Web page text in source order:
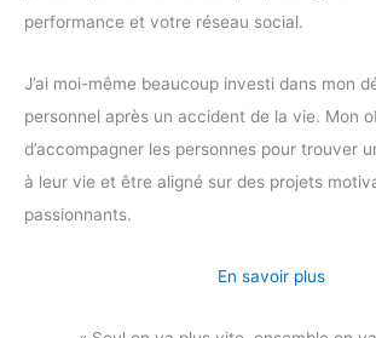
performance et votre réseau social.
J’ai moi-même beaucoup investi dans mon
personnel après un accident de la vie. Mon
d’accompagner les personnes pour trouver
à leur vie et être aligné sur des projets
passionnants.
En savoir plus